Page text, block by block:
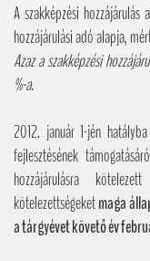
A szakképzési
hozzájárulási adó alapja,
Azaz a szakképzési
%-a.
2012. január 1-jén
fejlesztésének
hozzájárulásra
kötelezettségeketmaga
a tárgyévet követő év